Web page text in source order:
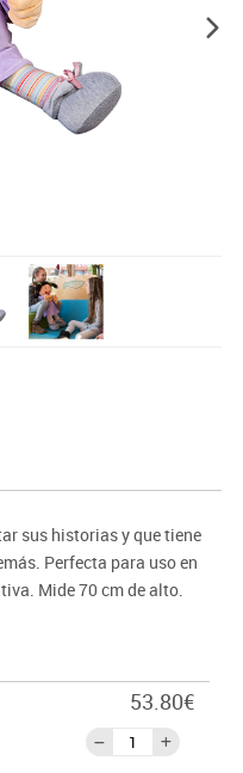
sus historias y que tiene
Perfecta para uso en
Mide 70 cm de alto.
53.80€